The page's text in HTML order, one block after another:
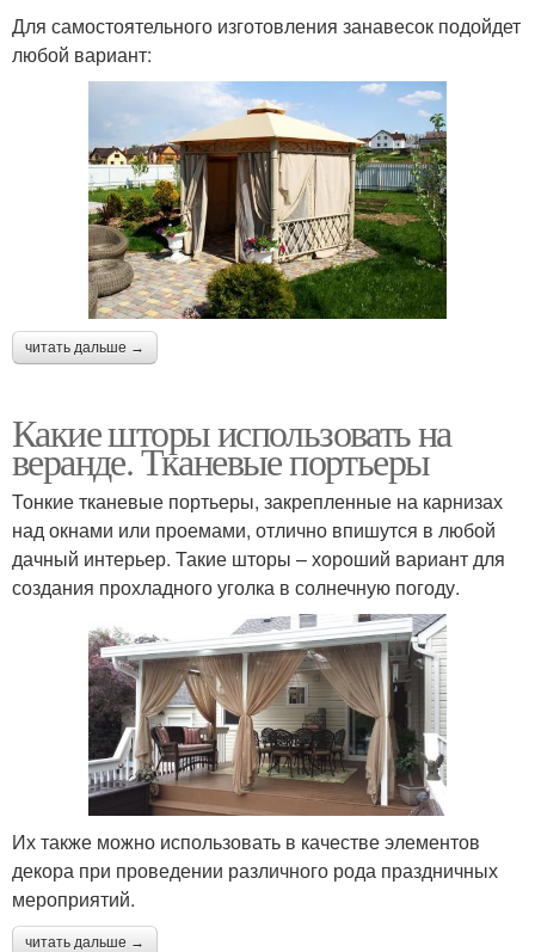
Для самостоятельного изготовления занавесок подойдет
любой вариант:
читать дальше →
Какие шторы использовать на
веранде. Тканевые портьеры
Тонкие тканевые портьеры, закрепленные на карнизах
над окнами или проемами, отлично впишутся в любой
дачный интерьер. Такие шторы – хороший вариант для
создания прохладного уголка в солнечную погоду.
Их также можно использовать в качестве элементов
декора при проведении различного рода праздничных
мероприятий.
читать дальше →